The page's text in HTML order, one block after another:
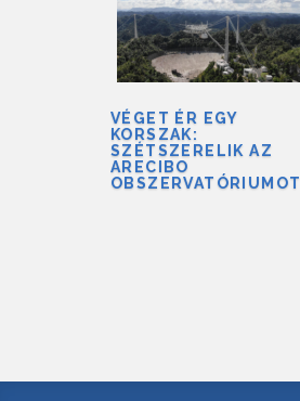
VÉGET ÉR EGY
KORSZAK:
SZÉTSZERELIK AZ
ARECIBO
OBSZERVATÓRIUMOT